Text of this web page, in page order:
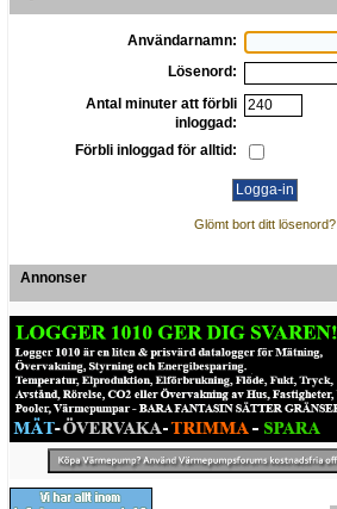
Användarnamn:
Lösenord:
Antal minuter att förbli
inloggad:
Förbli inloggad för alltid:
Glömt bort ditt lösenord?
Annonser